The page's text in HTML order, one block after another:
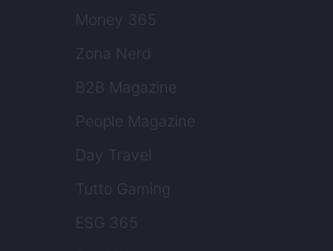
Money 365
Zona Nerd
B2B Magazine
People Magazine
Day Travel
Tutto Gaming
ESG 365